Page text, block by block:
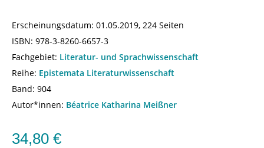
Erscheinungsdatum: 01.05.2019, 224 Seiten
ISBN: 978-3-8260-6657-3
Fachgebiet: Literatur- und Sprachwissenschaft
Reihe: Epistemata Literaturwissenschaft
Band: 904
Autor*innen: Béatrice Katharina Meißner
34,80 €